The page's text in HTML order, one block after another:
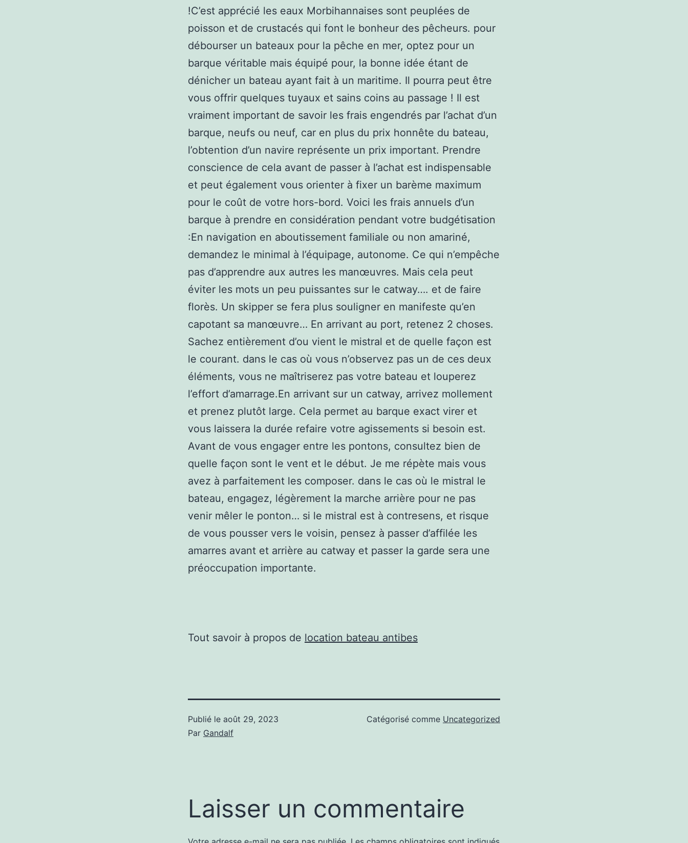
!C’est apprécié les eaux Morbihannaises sont peuplées de
poisson et de crustacés qui font le bonheur des pêcheurs. pour
débourser un bateaux pour la pêche en mer, optez pour un
barque véritable mais équipé pour, la bonne idée étant de
dénicher un bateau ayant fait à un maritime. Il pourra peut être
vous offrir quelques tuyaux et sains coins au passage ! Il est
vraiment important de savoir les frais engendrés par l’achat d’un
barque, neufs ou neuf, car en plus du prix honnête du bateau,
l’obtention d’un navire représente un prix important. Prendre
conscience de cela avant de passer à l’achat est indispensable
et peut également vous orienter à fixer un barème maximum
pour le coût de votre hors-bord. Voici les frais annuels d’un
barque à prendre en considération pendant votre budgétisation
:En navigation en aboutissement familiale ou non amariné,
demandez le minimal à l’équipage, autonome. Ce qui n’empêche
pas d’apprendre aux autres les manœuvres. Mais cela peut
éviter les mots un peu puissantes sur le catway…. et de faire
florès. Un skipper se fera plus souligner en manifeste qu’en
capotant sa manœuvre… En arrivant au port, retenez 2 choses.
Sachez entièrement d’ou vient le mistral et de quelle façon est
le courant. dans le cas où vous n’observez pas un de ces deux
éléments, vous ne maîtriserez pas votre bateau et louperez
l’effort d’amarrage.En arrivant sur un catway, arrivez mollement
et prenez plutôt large. Cela permet au barque exact virer et
vous laissera la durée refaire votre agissements si besoin est.
Avant de vous engager entre les pontons, consultez bien de
quelle façon sont le vent et le début. Je me répète mais vous
avez à parfaitement les composer. dans le cas où le mistral le
bateau, engagez, légèrement la marche arrière pour ne pas
venir mêler le ponton… si le mistral est à contresens, et risque
de vous pousser vers le voisin, pensez à passer d’affilée les
amarres avant et arrière au catway et passer la garde sera une
préoccupation importante.
Tout savoir à propos de location bateau antibes
Publié le août 29, 2023
Par Gandalf
Catégorisé comme Uncategorized
Laisser un commentaire